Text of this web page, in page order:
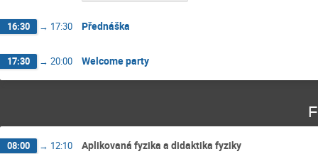
16:30 → 17:30 Přednáška
17:30 → 20:00 Welcome party
08:00 → 12:10 Aplikovaná fyzika a didaktika fyziky